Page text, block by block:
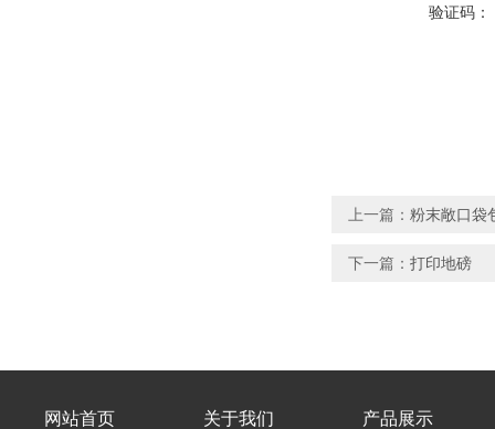
验证码：
上一篇： 粉末敞口袋
下一篇： 打印地磅
网站首页 关于我们 产品展示